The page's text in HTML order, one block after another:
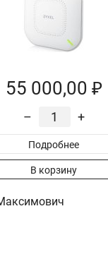
55 000,00 ₽
– +
Подробнее
В корзину